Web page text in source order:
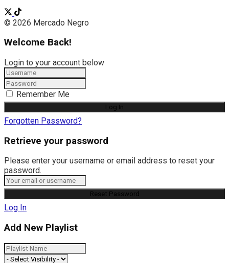
© 2026 Mercado Negro
Welcome Back!
Login to your account below
Remember Me
Forgotten Password?
Retrieve your password
Please enter your username or email address to reset your
password.
Log In
Add New Playlist